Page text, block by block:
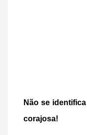
Não se
corajosa!